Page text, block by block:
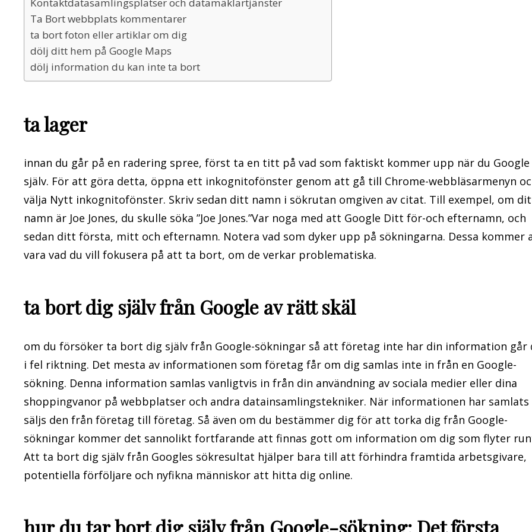
Ta Bort webbplats kommentarer
ta bort foton eller artiklar om dig
dölj ditt hem på Google Maps
dölj information du kan inte ta bort
ta lager
innan du går på en radering spree, först ta en titt på vad som faktiskt kommer upp när du Google
själv. För att göra detta, öppna ett inkognitofönster genom att gå till Chrome-webbläsarmenyn
välja Nytt inkognitofönster. Skriv sedan ditt namn i sökrutan omgiven av citat. Till exempel, om
namn är Joe Jones, du skulle söka ”Joe Jones.”Var noga med att Google Ditt för-och efternamn, och
sedan ditt första, mitt och efternamn. Notera vad som dyker upp på sökningarna. Dessa kommer
vara vad du vill fokusera på att ta bort, om de verkar problematiska.
ta bort dig själv från Google av rätt skäl
om du försöker ta bort dig själv från Google-sökningar så att företag inte har din information går
i fel riktning. Det mesta av informationen som företag får om dig samlas inte in från en Google-
sökning. Denna information samlas vanligtvis in från din användning av sociala medier eller dina
shoppingvanor på webbplatser och andra datainsamlingstekniker. När informationen har samlats
säljs den från företag till företag. Så även om du bestämmer dig för att torka dig från Google-
sökningar kommer det sannolikt fortfarande att finnas gott om information om dig som flyter
Att ta bort dig själv från Googles sökresultat hjälper bara till att förhindra framtida arbetsgivare,
potentiella förföljare och nyfikna människor att hitta dig online.